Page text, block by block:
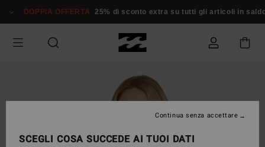
alle
prodotto
DOPPIA OFFERTA 25% di sconto extra su tutti gli articoli in saldo*
SCEGLI COSA SUCCEDE AI TUOI DATI
Continua senza accettare